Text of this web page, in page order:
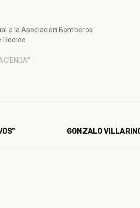
a la Asociación Bomberos
Recreo
GONZALO